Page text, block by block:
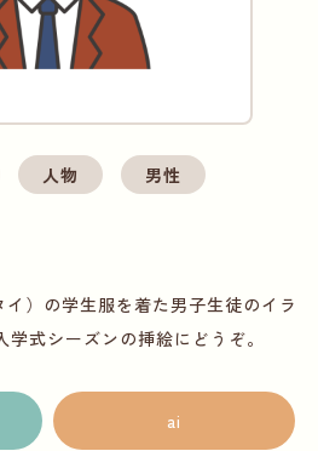
人物 男性
）の学生服を着た男子生徒のイラ
式シーズンの挿絵にどうぞ。
ai